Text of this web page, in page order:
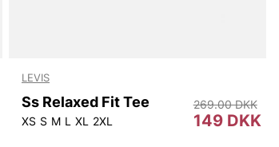
LEVIS
Ss Relaxed Fit Tee
XS S M L XL 2XL 149 DKK
269.00 DKK